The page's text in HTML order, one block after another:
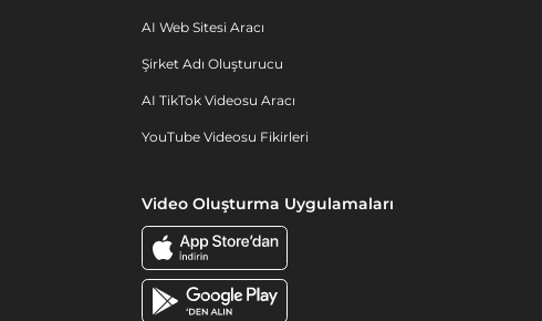
AI Web Sitesi Aracı
Şirket Adı Oluşturucu
AI TikTok Videosu Aracı
YouTube Videosu Fikirleri
Video Oluşturma Uygulamaları